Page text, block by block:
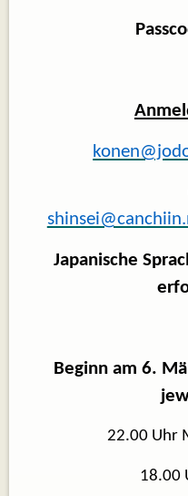
Japanische
Beginn am 6.
22.00 Uhr
18.00